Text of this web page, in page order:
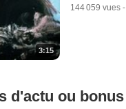
3:15
144 059 vues -
d'actu ou bonus